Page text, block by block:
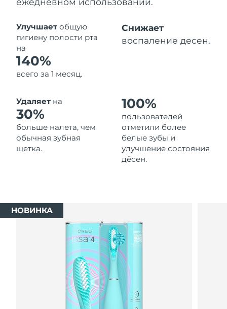
Улучшает общую
гигиену полости рта
на
140%
всего за 1 месяц.
Снижает
воспаление десен.
Удаляет на
30%
больше налета, чем
обычная зубная
щетка.
100%
пользователей
отметили более
белые зубы и
улучшение состояния
дёсен.
НОВИНКА
Турция
Ожидаемая дата доставки
Великобритания
Ожидаемая дата доставки
Соединенные
Штаты
Ожидаемая дата доставки
10/8/26
Вьетнам